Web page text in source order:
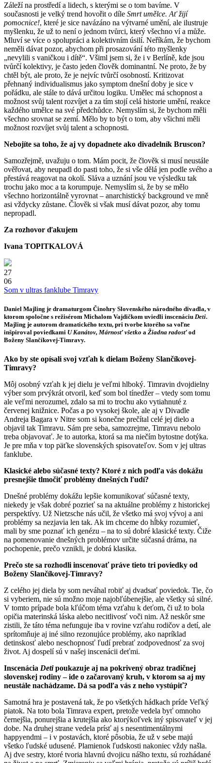
Záleží na prostředí a lidech, s kterými se o tom bavíme. V
současnosti je velký trend hovořit o díle Smrt umělce. Ať žijí
pomocnice!, které je sice navázáno na výtvarné umění, ale ilustruje
myšlenku, že už to není o jednom tvůrci, který všechno ví a může.
Mluví se více o spolupráci a kolektivním úsilí. Neříkám, že bychom
neměli dávat pozor, abychom při prosazování této myšlenky
„nevylili s vaničkou i dítě“. Všiml jsem si, že i v Berlíně, kde jsou
tvůrčí kolektivy, je často jeden člověk dominantní. Ne proto, že by
chtěl být, ale proto, že je nejvíc tvůrčí osobností. Kritizovat
přehnaný individualismus jako symptom dnešní doby je sice v
pořádku, ale stále to dává určitou logiku. Umělec má schopnost a
možnost svůj talent rozvíjet a za tím stojí celá historie umění, reakce
každého umělce na své předchůdce. Nemyslím si, že bychom měli
všechno srovnat se zemí. Mělo by to být o tom, aby všichni měli
možnost rozvíjet svůj talent a schopnosti.
Nebojíte sa toho, že aj vy dopadnete ako divadelník Bruscon?
Samozřejmě, uvažuju o tom. Mám pocit, že člověk si musí neustále
ověřovat, aby neupadl do pasti toho, že si vše dělá jen podle svého a
přestává reagovat na okolí. Sláva a uznání jsou ve výsledku tak
trochu jako moc a ta korumpuje. Nemyslím si, že by se mělo
všechno horizontálně vyrovnat – anarchistický background ve mně
asi vždycky zůstane. Člověk si však musí dávat pozor, aby tomu
nepropadl.
Za rozhovor ďakujem
Ivana TOPITKALOVÁ
27
06
Som v ultras fanklube Timravy
Daniel Majling je dramaturgom Činohry Slovenského národného divadla, v
ktorom spoločne s režisérom Michalom Vajdičkom uviedli inscenáciu Deti.
Majling je autorom dramatického textu, pri tvorbe ktorého sa voľne
inšpiroval poviedkami U Kanátov, Márnosť všetko a Žiadna radosť od
Boženy Slančíkovej-Timravy.
Ako by ste opísali svoj vzťah k dielam Boženy Slančíkovej-
Timravy?
Môj osobný vzťah k jej dielu je veľmi hlboký. Timravin dvojdielny
výber som prvýkrát otvoril, keď som bol tínedžer – vtedy som tomu
ale veľmi nerozumel, zdalo sa mi to trochu ako vytiahnuté z
červenej knižnice. Počas a po vysokej škole, ale aj v Divadle
Andreja Bagara v Nitre som si konečne prečítal celé jej dielo a
objavil tak Timravu. Sám pre seba, samozrejme, Timravu nebolo
treba objavovať. Je to autorka, ktorá sa ma niečím bytostne dotýka.
Je pre mňa v top päťke slovenských spisovateľov. Som v jej ultras
fanklube.
Klasické alebo súčasné texty? Ktoré z nich podľa vás dokážu
presnejšie tlmočiť problémy dnešných ľudí?
Dnešné problémy dokážu lepšie komunikovať súčasné texty,
niekedy je však dobré pozrieť sa na aktuálne problémy z historickej
perspektívy. Už Nietzsche nás učil, že všetko má svoj vývoj a ani
problémy sa nezjavia len tak. Ak im chceme do hĺbky rozumieť,
mali by sme poznať ich genézu – na to sú dobré klasické texty. Čiže
na pomenovanie dnešných problémov určite súčasná dráma, na
pochopenie, prečo vznikli, je dobrá klasika.
Prečo ste sa rozhodli inscenovať práve tieto tri poviedky od
Boženy Slančíkovej-Timravy?
Z celého jej diela by som neváhal robiť aj dvadsať poviedok. Tie, čo
si vyberiem, nie sú možno moje najobľúbenejšie, ale všetky sú silné.
V tomto prípade bola kľúčom téma vzťahu k deťom, či už to bola
opičia materinská láska alebo necitlivosť voči nim. Až neskôr sme
zistili, že táto téma nefunguje iba v rovine vzťahu rodičov a detí, ale
sprítomňuje aj iné silno rezonujúce problémy, ako napríklad
detinskosť alebo neschopnosť ľudí prebrať zodpovednosť za svoj
život. Aj dospelí sú v našej inscenácii deťmi.
Inscenácia Detipoukazuje aj na pokrivený obraz tradičnej
slovenskej rodiny – ide o začarovaný kruh, v ktorom sa aj my
neustále nachádzame. Dá sa podľa vás z neho vystúpiť?
Samotná hra je postavená tak, že po všetkých hádkach príde Veľký
piatok. Na toto bola Timrava expert, pretože vedela byť omnoho
černejšia, ponurejšia a krutejšia ako ktorýkoľvek iný spisovateľ v jej
dobe. Na druhej strane vedela prísť aj s nesentimentálnymi
happyendmi – i v postavách, ktoré pôsobia, že už v sebe majú
všetko ľudské udusené. Plamienok ľudskosti nakoniec vždy našla.
Aj dve sestry, ktoré tvoria hlavnú dvojicu nášho textu, sú rozhádané